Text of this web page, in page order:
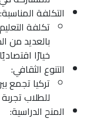
التكلفة المناسبة:
تكلفة
بالعديد من
خيارًا
التنوع الثقافي:
تركيا تجمع
للطلاب
المنح الدراسية: